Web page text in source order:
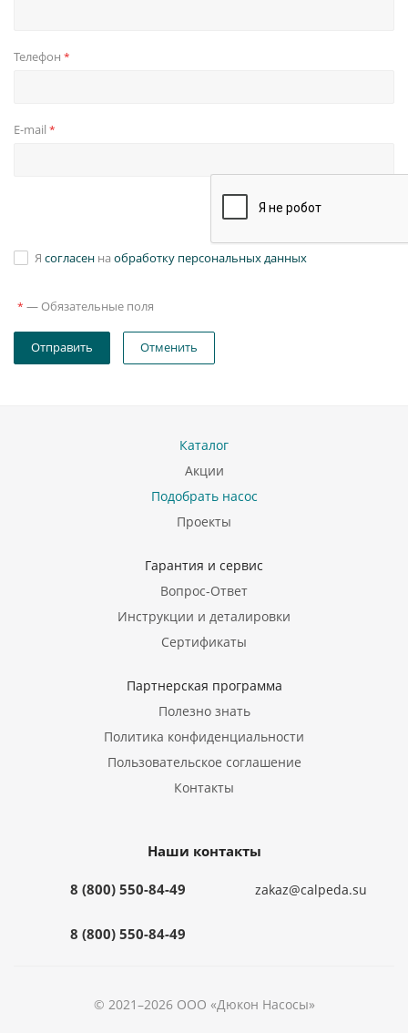
Телефон *
E-mail *
Я согласен на обработку персональных данных
* — Обязательные поля
Отправить Отменить
Каталог
Акции
Подобрать насос
Проекты
Гарантия и сервис
Вопрос-Ответ
Инструкции и деталировки
Сертификаты
Партнерская программа
Полезно знать
Политика конфиденциальности
Пользовательское соглашение
Контакты
Наши контакты
8 (800) 550-84-49
8 (800) 550-84-49
zakaz@calpeda.su
© 2021–2026 ООО «Дюкон Насосы»